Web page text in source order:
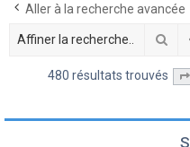
Aller à la recherche avancée
480 résultats trouvés